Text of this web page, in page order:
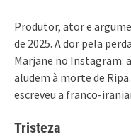
Produtor, ator e
de 2025. A dor pela
Marjane no Instagram:
aludem à morte de Ripa.
escreveu a franco-
Tristeza